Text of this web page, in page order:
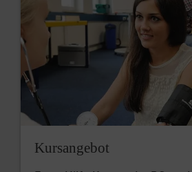
Kursangebot